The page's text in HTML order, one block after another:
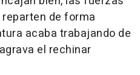
de forma
acaba trabajando de
el rechinar